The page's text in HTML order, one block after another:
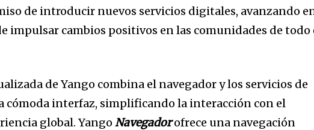
de introducir nuevos servicios digitales, avanzando
impulsar cambios positivos en las comunidades de todo
de Yango combina el navegador y los servicios de
cómoda interfaz, simplificando la interacción con el
global. YangoNavegadorofrece una navegación